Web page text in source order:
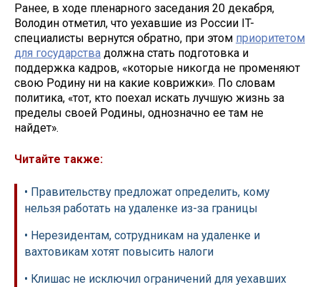
Ранее, в ходе пленарного заседания 20 декабря,
Володин отметил, что уехавшие из России IT-
специалисты вернутся обратно, при этом приоритетом
для государства должна стать подготовка и
поддержка кадров, «которые никогда не променяют
свою Родину ни на какие коврижки». По словам
политика, «тот, кто поехал искать лучшую жизнь за
пределы своей Родины, однозначно ее там не
найдет».
Читайте также:
• Правительству предложат определить, кому
нельзя работать на удаленке из-за границы
• Нерезидентам, сотрудникам на удаленке и
вахтовикам хотят повысить налоги
• Клишас не исключил ограничений для уехавших